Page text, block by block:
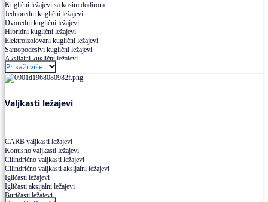
Kuglični ležajevi sa kosim dodirom
Jednoredni kuglični ležajevi
Dvoredni kuglični ležajevi
Hibridni kuglični ležajevi
Elektroizolovani kuglični ležajevi
Samopodesivi kuglični ležajevi
Aksijalni kuglični ležajevi
Kuglični ležajevi od nerđajućeg čelika
Prikaži više
Valjkasti ležajevi
CARB valjkasti ležajevi
Konusno valjkasti ležajevi
Cilindrično valjkasti ležajevi
Cilindrično valjkasti aksijalni ležajevi
Igličasti ležajevi
Igličasti aksijalni ležajevi
Buričasti ležajevi